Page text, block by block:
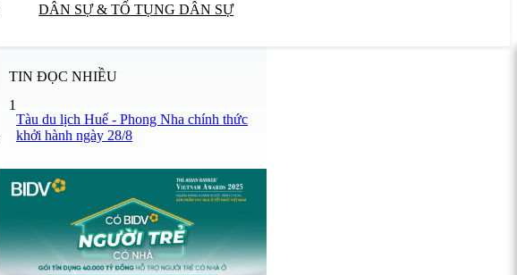
DÂN SỰ & TỐ TỤNG DÂN SỰ
TIN ĐỌC NHIỀU
1
Tàu du lịch Huế - Phong Nha chính thức
khởi hành ngày 28/8